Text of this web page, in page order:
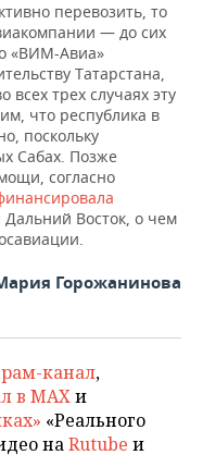
перевозить, то
— до сих
«ВИМ-Авиа»
Татарстана,
всех трех случаях эту
что республика в
поскольку
Сабах. Позже
согласно
Восток, о чем
Горожанинова
канал,
в MAXи
«Реального
наRutube и